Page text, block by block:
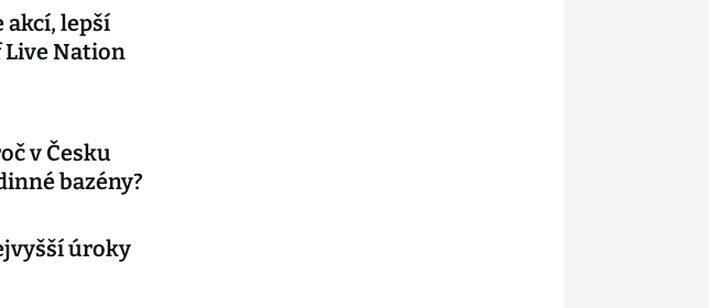
akcí, lepší
Live Nation
v Česku
bazény?
úroky